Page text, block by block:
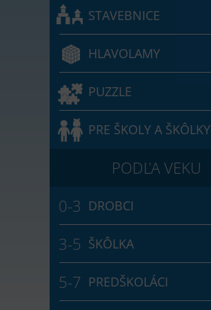
STAVEBNICE
HLAVOLAMY
PUZZLE
PRE ŠKOLY A ŠKÔLKY
DROBCI
ŠKÔLKA
PREDŠKOLÁCI